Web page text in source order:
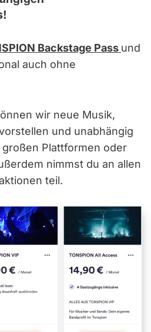
Backstage Pass und
auch ohne
wir neue Musik,
und unabhängig
Plattformen oder
nimmst du an allen
teil.